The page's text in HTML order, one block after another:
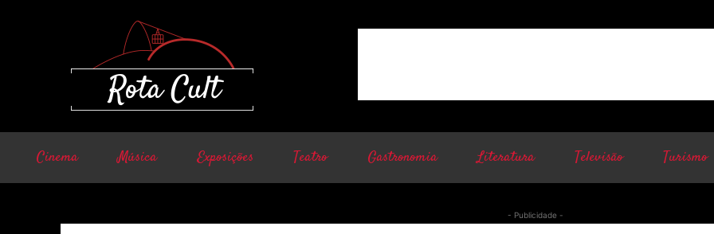
Cinema Música Exposições Teatro Gastronomia Literatura Televisão Turismo
- Publicidade -